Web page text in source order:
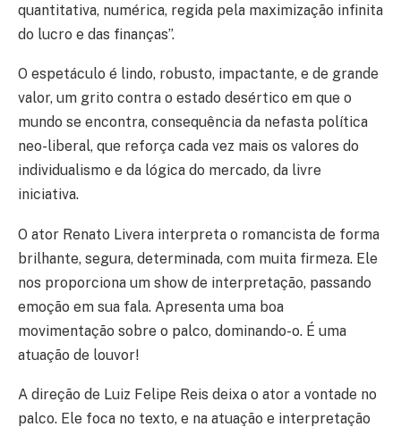
quantitativa, numérica, regida pela maximização infinita
do lucro e das finanças”.
O espetáculo é lindo, robusto, impactante, e de grande
valor, um grito contra o estado desértico em que o
mundo se encontra, consequência da nefasta política
neo-liberal, que reforça cada vez mais os valores do
individualismo e da lógica do mercado, da livre
iniciativa.
O ator Renato Livera interpreta o romancista de forma
brilhante, segura, determinada, com muita firmeza. Ele
nos proporciona um show de interpretação, passando
emoção em sua fala. Apresenta uma boa
movimentação sobre o palco, dominando-o. É uma
atuação de louvor!
A direção de Luiz Felipe Reis deixa o ator a vontade no
palco. Ele foca no texto, e na atuação e interpretação